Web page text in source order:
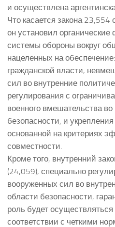
и осуществлена
Что касается закона
он установил
системы обороны вокруг
нацеленных на
гражданской власти,
сил во внутренние
регулирования с
военного вмешательства
безопасности, и
основанной на критериях
совместности.
Кроме того, внутренний
(24,059), специально
вооруженных сил во
области безопасности,
роль будет
соответствии с четкими